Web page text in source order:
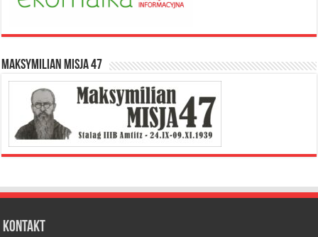
Maksymilian Misja 47
Kontakt